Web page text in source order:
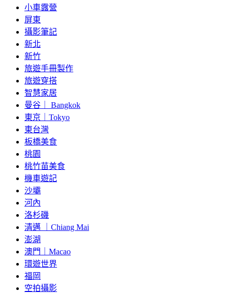
小車露營
屏東
攝影筆記
新北
新竹
旅遊手冊製作
旅遊穿搭
智慧家居
曼谷｜ Bangkok
東京｜Tokyo
東台灣
板橋美食
桃園
桃竹苗美食
機車遊記
沙壩
河內
洛杉磯
清邁 ｜Chiang Mai
澎湖
澳門｜Macao
環遊世界
福岡
空拍攝影